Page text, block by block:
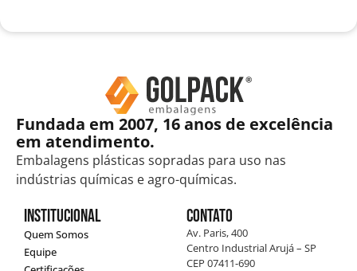
Fundada em 2007, 16 anos de excelência
em atendimento.
Embalagens plásticas sopradas para uso nas
indústrias químicas e agro-químicas.
Institucional
Quem Somos
Equipe
Contato
Av. Paris, 400
Centro Industrial Arujá – SP
CEP 07411-690